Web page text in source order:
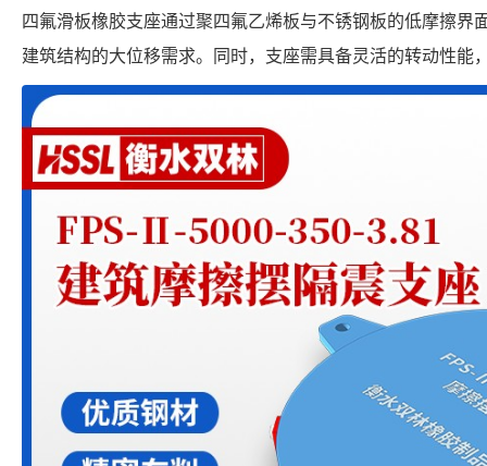
四氟滑板橡胶支座通过聚四氟乙烯板与不锈钢板的低摩擦界
建筑结构的大位移需求。同时，支座需具备灵活的转动性能